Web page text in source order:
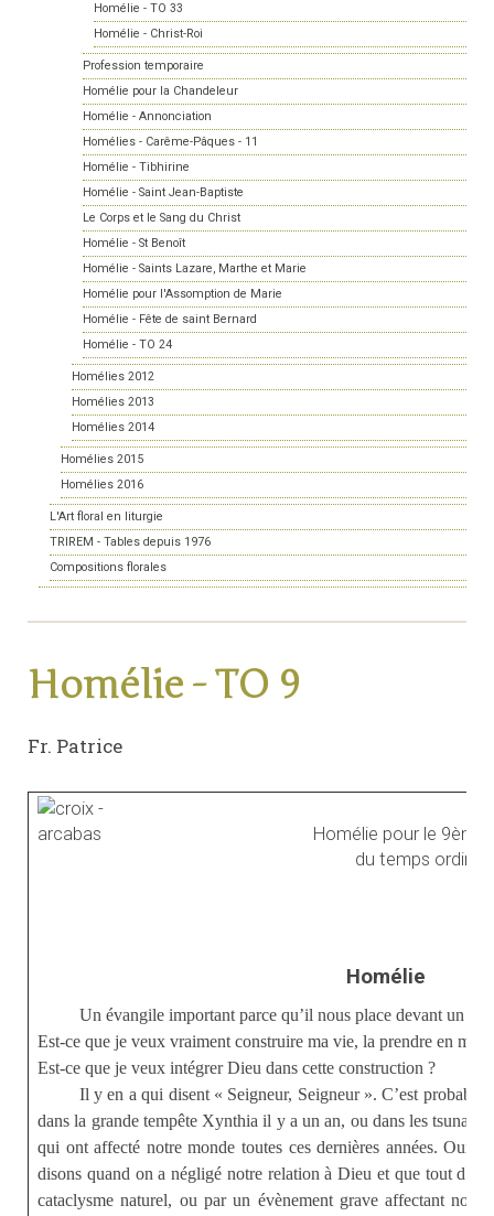
Homélie - TO 33
Homélie - Christ-Roi
Profession temporaire
Homélie pour la Chandeleur
Homélie - Annonciation
Homélies - Carême-Pâques - 11
Homélie - Tibhirine
Homélie - Saint Jean-Baptiste
Le Corps et le Sang du Christ
Homélie - St Benoît
Homélie - Saints Lazare, Marthe et Marie
Homélie pour l'Assomption de Marie
Homélie - Fête de saint Bernard
Homélie - TO 24
Homélies 2012
Homélies 2013
Homélies 2014
Homélies 2015
Homélies 2016
L'Art floral en liturgie
TRIREM - Tables depuis 1976
Compositions florales
Homélie - TO 9
Fr. Patrice
Homélie pour le 9ème
du temps
Homélie
Un évangile important parce qu’il nous place devant un
Est-ce que je veux vraiment construire ma vie, la prendre en
Est-ce que je veux intégrer Dieu dans cette construction ?
Il y en a qui disent « Seigneur, Seigneur ». C’est
dans la grande tempête Xynthia il y a un an, ou dans les
qui ont affecté notre monde toutes ces dernières années. Oui
disons quand on a négligé notre relation à Dieu et que tout
cataclysme naturel, ou par un évènement grave affectant